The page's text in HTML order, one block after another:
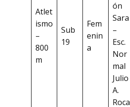
Atlet
ismo
–
800
m
Sub
19
Fem
enin
a
ón
Sara
–
Esc.
Nor
mal
Julio
A.
Roca